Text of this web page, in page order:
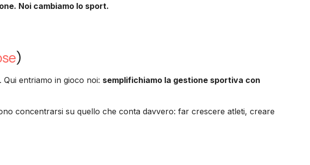
Noi cambiamo lo sport.
)
entriamo in gioco noi: semplifichiamo la gestione sportiva con
concentrarsi su quello che conta davvero: far crescere atleti, creare